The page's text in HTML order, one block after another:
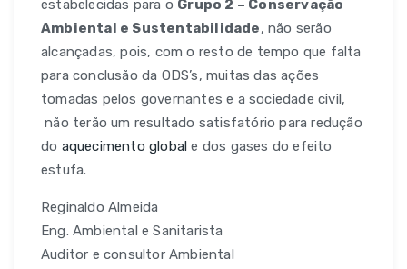
estabelecidas para o Grupo 2 – Conservação
Ambiental e Sustentabilidade, não serão
alcançadas, pois, com o resto de tempo que falta
para conclusão da ODS’s, muitas das ações
tomadas pelos governantes e a sociedade civil,
não terão um resultado satisfatório para redução
do aquecimento global e dos gases do efeito
estufa.
Reginaldo Almeida
Eng. Ambiental e Sanitarista
Auditor e consultor Ambiental